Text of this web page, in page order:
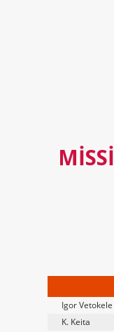
Igor Vetokele
K. Keita